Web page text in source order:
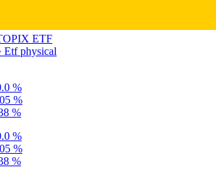
ETF
Etf physical
%
%
%
%
%
%